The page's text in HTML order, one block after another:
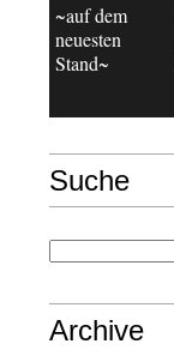
~auf dem
neuesten
Stand~
Suche
Archive